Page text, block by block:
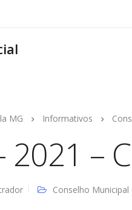
MG Informativos
2021 –
Conselho Municipal